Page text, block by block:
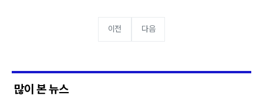
이전 다음
많이 본 뉴스